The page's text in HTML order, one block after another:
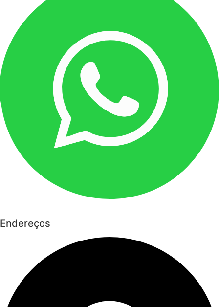
Endereços